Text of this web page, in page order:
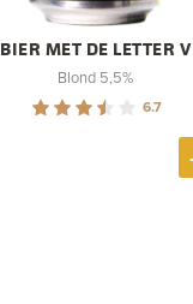
BIER MET DE LETTER V
Blond 5,5%
6.7